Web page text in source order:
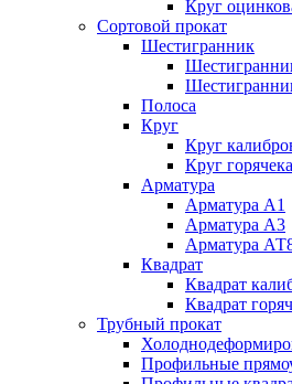
Круг
Сортовой прокат
Шестигранник
Полоса
Круг
Круг
Круг
Арматура
Арматура А1
Арматура А3
Арматура
Квадрат
Квадрат
Квадрат
Трубный прокат
Профильные